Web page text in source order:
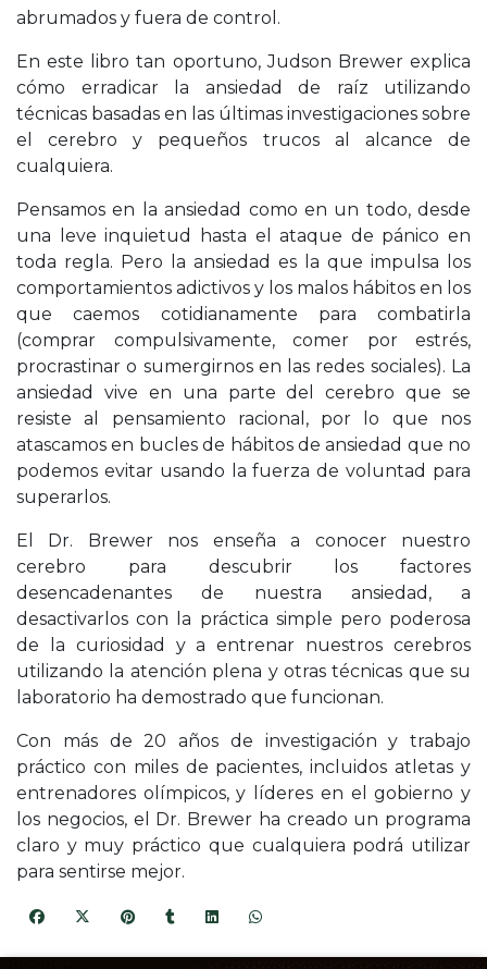
abrumados y fuera de control.
En este libro tan oportuno, Judson Brewer explica
cómo erradicar la ansiedad de raíz utilizando
técnicas basadas en las últimas investigaciones sobre
el cerebro y pequeños trucos al alcance de
cualquiera.
Pensamos en la ansiedad como en un todo, desde
una leve inquietud hasta el ataque de pánico en
toda regla. Pero la ansiedad es la que impulsa los
comportamientos adictivos y los malos hábitos en los
que caemos cotidianamente para combatirla
(comprar compulsivamente, comer por estrés,
procrastinar o sumergirnos en las redes sociales). La
ansiedad vive en una parte del cerebro que se
resiste al pensamiento racional, por lo que nos
atascamos en bucles de hábitos de ansiedad que no
podemos evitar usando la fuerza de voluntad para
superarlos.
El Dr. Brewer nos enseña a conocer nuestro
cerebro para descubrir los factores
desencadenantes de nuestra ansiedad, a
desactivarlos con la práctica simple pero poderosa
de la curiosidad y a entrenar nuestros cerebros
utilizando la atención plena y otras técnicas que su
laboratorio ha demostrado que funcionan.
Con más de 20 años de investigación y trabajo
práctico con miles de pacientes, incluidos atletas y
entrenadores olímpicos, y líderes en el gobierno y
los negocios, el Dr. Brewer ha creado un programa
claro y muy práctico que cualquiera podrá utilizar
para sentirse mejor.